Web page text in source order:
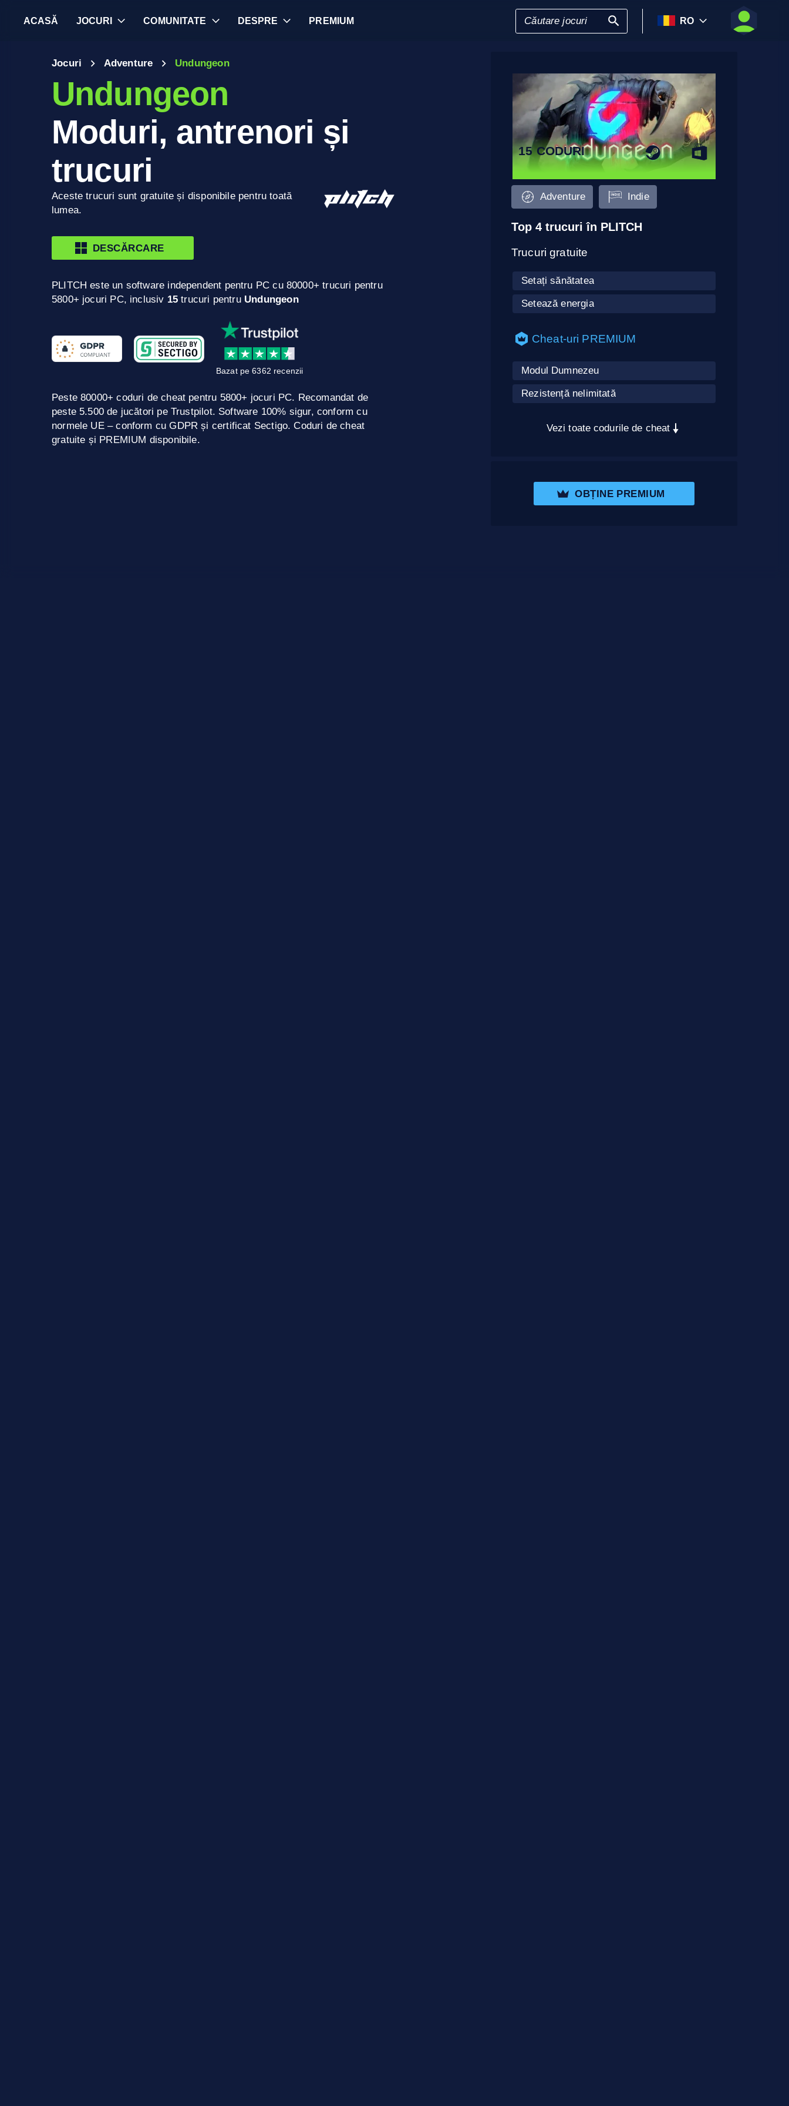
ACASĂ JOCURI COMUNITATE DESPRE PREMIUM RO
Jocuri Adventure Undungeon
Undungeon
Moduri, antrenori și
trucuri
Aceste trucuri sunt gratuite și disponibile pentru toată
lumea.
DESCĂRCARE
PLITCH este un software independent pentru PC cu 80000+ trucuri pentru
5800+ jocuri PC, inclusiv 15 trucuri pentru Undungeon
Bazat pe 6362 recenzii
Peste 80000+ coduri de cheat pentru 5800+ jocuri PC. Recomandat de
peste 5.500 de jucători pe Trustpilot. Software 100% sigur, conform cu
normele UE – conform cu GDPR și certificat Sectigo. Coduri de cheat
gratuite și PREMIUM disponibile.
15 CODURI
Adventure Indie
Top 4 trucuri în PLITCH
Trucuri gratuite
Setați sănătatea
Setează energia
Cheat-uri PREMIUM
Modul Dumnezeu
Rezistență nelimitată
Vezi toate codurile de cheat
OBȚINE PREMIUM